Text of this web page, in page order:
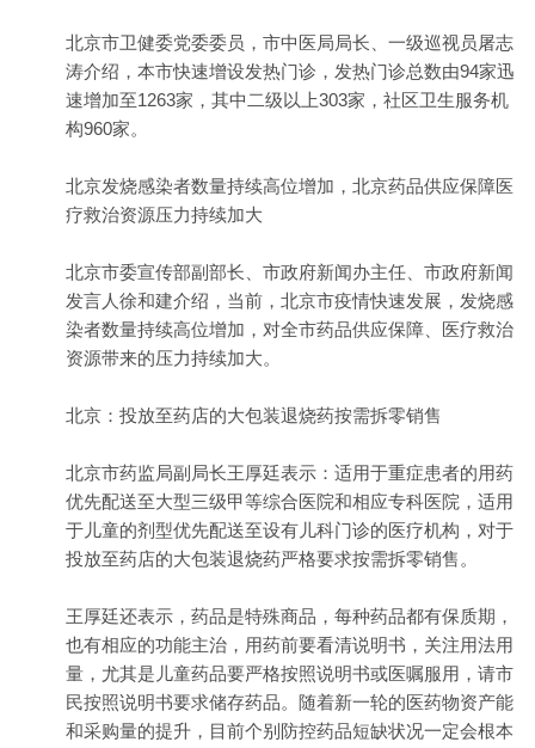
北京市卫健委党委委员，市中医局局长、一级巡视员屠志
涛介绍，本市快速增设发热门诊，发热门诊总数由94家迅
速增加至1263家，其中二级以上303家，社区卫生服务机
构960家。
北京发烧感染者数量持续高位增加，北京药品供应保障医
疗救治资源压力持续加大
北京市委宣传部副部长、市政府新闻办主任、市政府新闻
发言人徐和建介绍，当前，北京市疫情快速发展，发烧感
染者数量持续高位增加，对全市药品供应保障、医疗救治
资源带来的压力持续加大。
北京：投放至药店的大包装退烧药按需拆零销售
北京市药监局副局长王厚廷表示：适用于重症患者的用药
优先配送至大型三级甲等综合医院和相应专科医院，适用
于儿童的剂型优先配送至设有儿科门诊的医疗机构，对于
投放至药店的大包装退烧药严格要求按需拆零销售。
王厚廷还表示，药品是特殊商品，每种药品都有保质期，
也有相应的功能主治，用药前要看清说明书，关注用法用
量，尤其是儿童药品要严格按照说明书或医嘱服用，请市
民按照说明书要求储存药品。随着新一轮的医药物资产能
和采购量的提升，目前个别防控药品短缺状况一定会根本